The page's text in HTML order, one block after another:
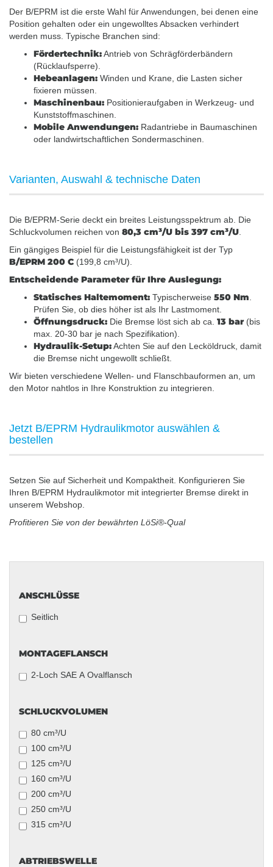
Der B/EPRM ist die erste Wahl für Anwendungen, bei denen eine
Position gehalten oder ein ungewolltes Absacken verhindert
werden muss. Typische Branchen sind:
Fördertechnik:Antrieb von Schrägförderbändern
(Rücklaufsperre).
Hebeanlagen: Winden und Krane, die Lasten sicher
fixieren müssen.
Maschinenbau: Positionieraufgaben in Werkzeug- und
Kunststoffmaschinen.
Mobile Anwendungen: Radantriebe in Baumaschinen
oder landwirtschaftlichen Sondermaschinen.
Varianten, Auswahl & technische Daten
Die B/EPRM-Serie deckt ein breites Leistungsspektrum ab. Die
Schluckvolumen reichen von 80,3 cm³/U bis 397 cm³/U
Ein gängiges Beispiel für die Leistungsfähigkeit ist der Typ
B/EPRM 200 C (199,8 cm³/U).
Entscheidende Parameter für Ihre Auslegung:
Statisches Haltemoment: Typischerweise 550 Nm
Prüfen Sie, ob dies höher ist als Ihr Lastmoment.
Öffnungsdruck: Die Bremse löst sich ab ca. 13 bar(bis
max. 20-30 bar je nach Spezifikation).
Hydraulik-Setup:Achten Sie auf den Lecköldruck, damit
die Bremse nicht ungewollt schließt.
Wir bieten verschiedene Wellen- und Flanschbauformen an, um
den Motor nahtlos in Ihre Konstruktion zu integrieren.
Jetzt B/EPRM Hydraulikmotor auswählen &
bestellen
Setzen Sie auf Sicherheit und Kompaktheit. Konfigurieren Sie
Ihren B/EPRM Hydraulikmotor mit integrierter Bremse direkt in
unserem Webshop.
Profitieren Sie von der bewährten LöSi®-Qual
ANSCHLÜSSE
ANSCHLÜSSE
Seitlich
MONTAGEFLANSCH
MONTAGEFLANSCH
2-Loch SAE A Ovalflansch
SCHLUCKVOLUMEN
SCHLUCKVOLUMEN
80 cm³/U
100 cm³/U
125 cm³/U
160 cm³/U
200 cm³/U
250 cm³/U
315 cm³/U
ABTRIEBSWELLE
ABTRIEBSWELLE